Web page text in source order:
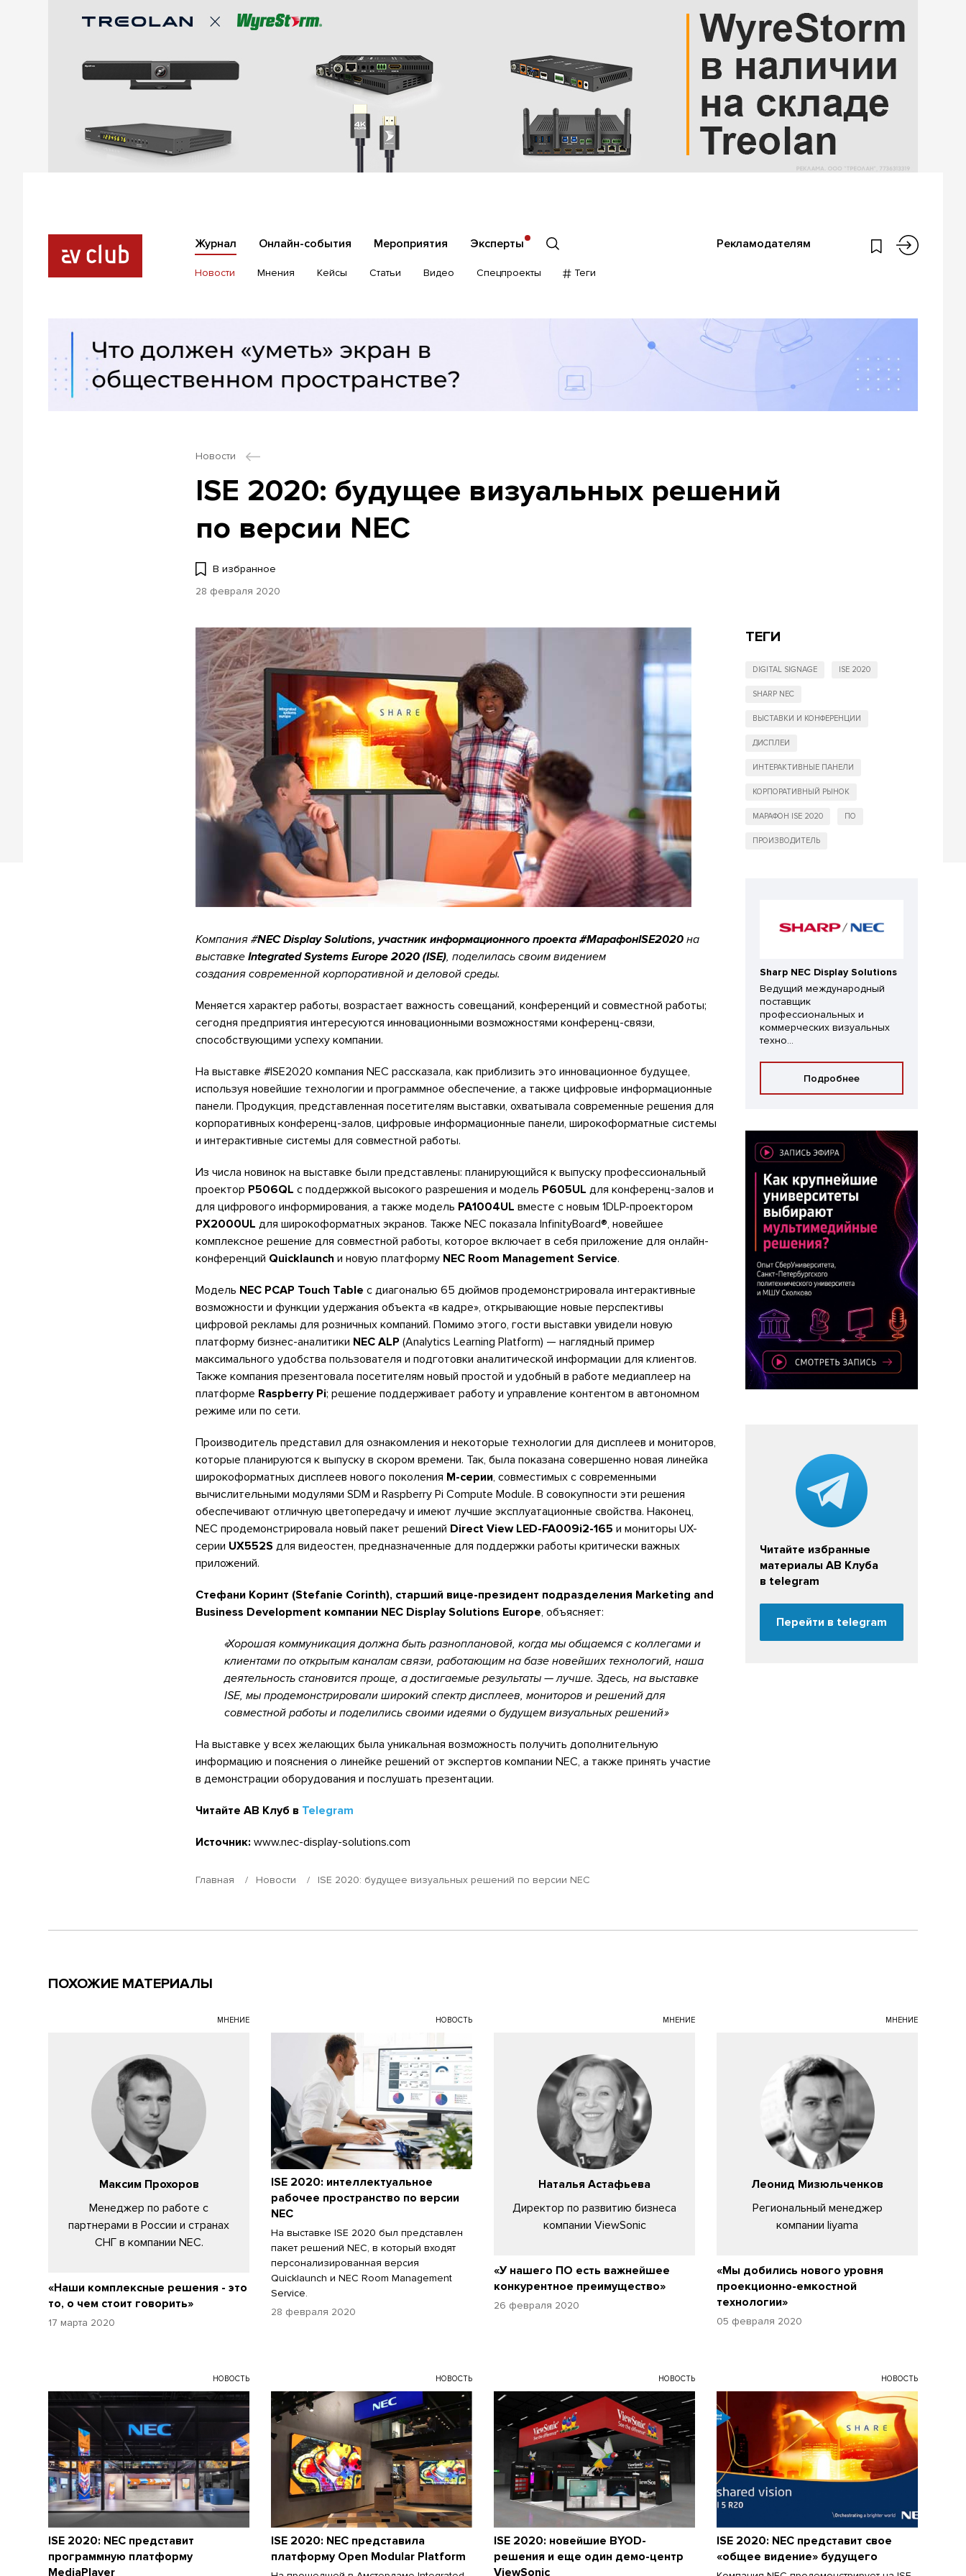
Журнал Онлайн-события Мероприятия Эксперты Рекламодателям
Новости Мнения Кейсы Статьи Видео Спецпроекты Теги
Новости
ISE 2020: будущее визуальных решений
по версии NEC
В избранное
28 февраля 2020
Компания #NEC Display Solutions, участник информационного проекта #МарафонISE2020 на
выставке Integrated Systems Europe 2020 (ISE), поделилась своим видением
создания современной корпоративной и деловой среды.
Меняется характер работы, возрастает важность совещаний, конференций и совместной работы;
сегодня предприятия интересуются инновационными возможностями конференц-связи,
способствующими успеху компании.
На выставке #ISE2020 компания NEC рассказала, как приблизить это инновационное будущее,
используя новейшие технологии и программное обеспечение, а также цифровые информационные
панели. Продукция, представленная посетителям выставки, охватывала современные решения для
корпоративных конференц-залов, цифровые информационные панели, широкоформатные системы
и интерактивные системы для совместной работы.
Из числа новинок на выставке были представлены: планирующийся к выпуску профессиональный
проектор P506QL с поддержкой высокого разрешения и модель P605UL для конференц-залов и
для цифрового информирования, а также модель PA1004UL вместе с новым 1DLP-проектором
PX2000UL для широкоформатных экранов. Также NEC показала InfinityBoard®, новейшее
комплексное решение для совместной работы, которое включает в себя приложение для онлайн-
конференций Quicklaunch и новую платформу NEC Room Management Service.
Модель NEC PCAP Touch Table с диагональю 65 дюймов продемонстрировала интерактивные
возможности и функции удержания объекта «в кадре», открывающие новые перспективы
цифровой рекламы для розничных компаний. Помимо этого, гости выставки увидели новую
платформу бизнес-аналитики NEC ALP (Analytics Learning Platform) — наглядный пример
максимального удобства пользователя и подготовки аналитической информации для клиентов.
Также компания презентовала посетителям новый простой и удобный в работе медиаплеер на
платформе Raspberry Pi; решение поддерживает работу и управление контентом в автономном
режиме или по сети.
Производитель представил для ознакомления и некоторые технологии для дисплеев и мониторов,
которые планируются к выпуску в скором времени. Так, была показана совершенно новая линейка
широкоформатных дисплеев нового поколения M-серии, совместимых с современными
вычислительными модулями SDM и Raspberry Pi Compute Module. В совокупности эти решения
обеспечивают отличную цветопередачу и имеют лучшие эксплуатационные свойства. Наконец,
NEC продемонстрировала новый пакет решений Direct View LED-FA009i2-165 и мониторы UX-
серии UX552S для видеостен, предназначенные для поддержки работы критически важных
приложений.
Стефани Коринт (Stefanie Corinth), старший вице-президент подразделения Marketing and
Business Development компании NEC Display Solutions Europe, объясняет:
Хорошая коммуникация должна быть разноплановой, когда мы общаемся с коллегами и
клиентами по открытым каналам связи, работающим на базе новейших технологий, наша
деятельность становится проще, а достигаемые результаты — лучше. Здесь, на выставке
ISE, мы продемонстрировали широкий спектр дисплеев, мониторов и решений для
совместной работы и поделились своими идеями о будущем визуальных решений
На выставке у всех желающих была уникальная возможность получить дополнительную
информацию и пояснения о линейке решений от экспертов компании NEC, а также принять участие
в демонстрации оборудования и послушать презентации.
Читайте АВ Клуб в Telegram
Источник: www.nec-display-solutions.com
Главная Новости ISE 2020: будущее визуальных решений по версии NEC
ТЕГИ
DIGITAL SIGNAGE ISE 2020
SHARP NEC
ВЫСТАВКИ И КОНФЕРЕНЦИИ
ДИСПЛЕИ
ИНТЕРАКТИВНЫЕ ПАНЕЛИ
КОРПОРАТИВНЫЙ РЫНОК
МАРАФОН ISE 2020 ПО
ПРОИЗВОДИТЕЛЬ
Sharp NEC Display Solutions
Ведущий международный
поставщик
профессиональных и
коммерческих визуальных
техно...
Подробнее
Читайте избранные
материалы АВ Клуба
в telegram
Перейти в telegram
ПОХОЖИЕ МАТЕРИАЛЫ
МНЕНИЕ
Максим Прохоров
Менеджер по работе с
партнерами в России и странах
СНГ в компании NEC.
«Наши комплексные решения - это
то, о чем стоит говорить»
17 марта 2020
НОВОСТЬ
ISE 2020: интеллектуальное
рабочее пространство по версии
NEC
На выставке ISE 2020 был представлен
пакет решений NEC, в который входят
персонализированная версия
Quicklaunch и NEC Room Management
Service.
28 февраля 2020
МНЕНИЕ
Наталья Астафьева
Директор по развитию бизнеса
компании ViewSonic
«У нашего ПО есть важнейшее
конкурентное преимущество»
26 февраля 2020
МНЕНИЕ
Леонид Мизюльченков
Региональный менеджер
компании Iiyama
«Мы добились нового уровня
проекционно-емкостной
технологии»
05 февраля 2020
НОВОСТЬ
ISE 2020: NEC представит
программную платформу
MediaPlayer
НОВОСТЬ
ISE 2020: NEC представила
платформу Open Modular Platform
НОВОСТЬ
ISE 2020: новейшие BYOD-
решения и еще один демо-центр
ViewSonic
НОВОСТЬ
ISE 2020: NEC представит свое
«общее видение» будущего